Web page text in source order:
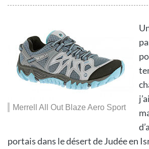
Merrell All Out Blaze Aero Sport
portais dans le désert de Judée en